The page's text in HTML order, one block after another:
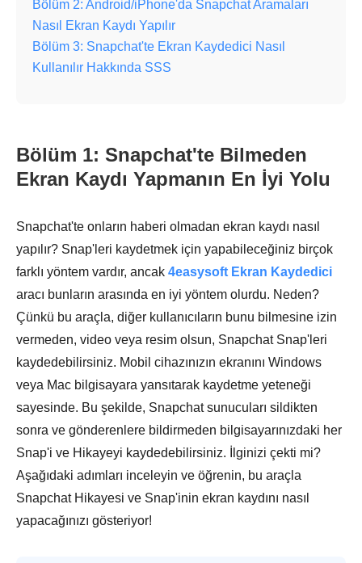
Bölüm 2: Android/iPhone'da Snapchat Aramaları
Nasıl Ekran Kaydı Yapılır
Bölüm 3: Snapchat'te Ekran Kaydedici Nasıl
Kullanılır Hakkında SSS
Bölüm 1: Snapchat'te Bilmeden
Ekran Kaydı Yapmanın En İyi Yolu
Snapchat'te onların haberi olmadan ekran kaydı nasıl
yapılır? Snap'leri kaydetmek için yapabileceğiniz birçok
farklı yöntem vardır, ancak 4easysoft Ekran Kaydedici
aracı bunların arasında en iyi yöntem olurdu. Neden?
Çünkü bu araçla, diğer kullanıcıların bunu bilmesine izin
vermeden, video veya resim olsun, Snapchat Snap'leri
kaydedebilirsiniz. Mobil cihazınızın ekranını Windows
veya Mac bilgisayara yansıtarak kaydetme yeteneği
sayesinde. Bu şekilde, Snapchat sunucuları sildikten
sonra ve gönderenlere bildirmeden bilgisayarınızdaki her
Snap'i ve Hikayeyi kaydedebilirsiniz. İlginizi çekti mi?
Aşağıdaki adımları inceleyin ve öğrenin, bu araçla
Snapchat Hikayesi ve Snap'inin ekran kaydını nasıl
yapacağınızı gösteriyor!